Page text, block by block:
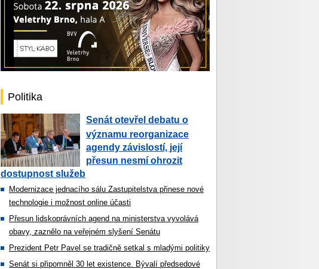
Politika
Senát otevřel debatu o
významu reorganizace
agendy závislostí, její
přesun nesmí ohrozit
dostupnost služeb
Modernizace jednacího sálu Zastupitelstva přinese nové
technologie i možnost online účasti
Přesun lidskoprávních agend na ministerstva vyvolává
obavy, zaznělo na veřejném slyšení Senátu
Prezident Petr Pavel se tradičně setkal s mladými politiky
Senát si připomněl 30 let existence. Bývalí předsedové